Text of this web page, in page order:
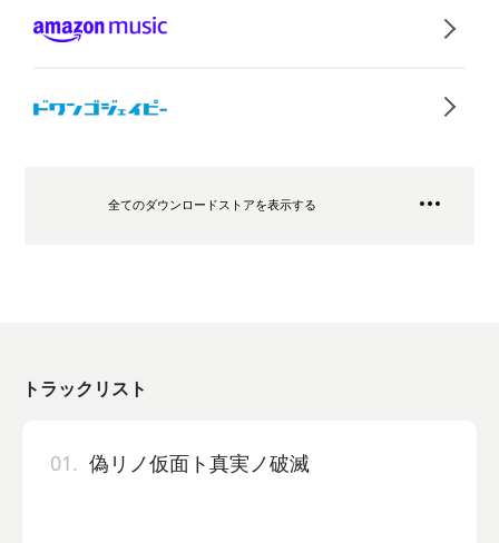
全てのダウンロードストアを表示する
トラックリスト
01. 偽リノ仮面ト真実ノ破滅